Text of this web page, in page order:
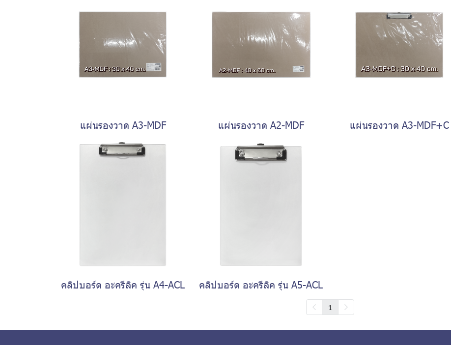
แผ่นรองวาด A3-MDF แผ่นรองวาด A2-MDF แผ่นรองวาด A3-MDF+C
คลิปบอร์ด อะครีลิค รุ่น A4-ACL คลิปบอร์ด อะครีลิค รุ่น A5-ACL
1